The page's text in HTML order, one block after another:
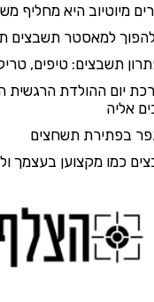
מיוטיוב היא מחליף
למאסטר תשבצים
תשבצים: טיפים,
יום ההולדת הרגשית
אליה
בפתירת תשחצים
כמו מקצוען בעצמך